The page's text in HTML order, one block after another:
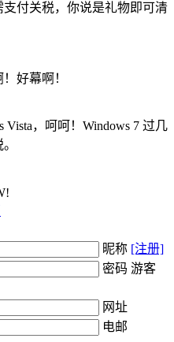
付关税，你说是礼物即可清
好幕啊！
，呵呵！Windows 7 过几
昵称 [注册]
密码 游客
网址
电邮